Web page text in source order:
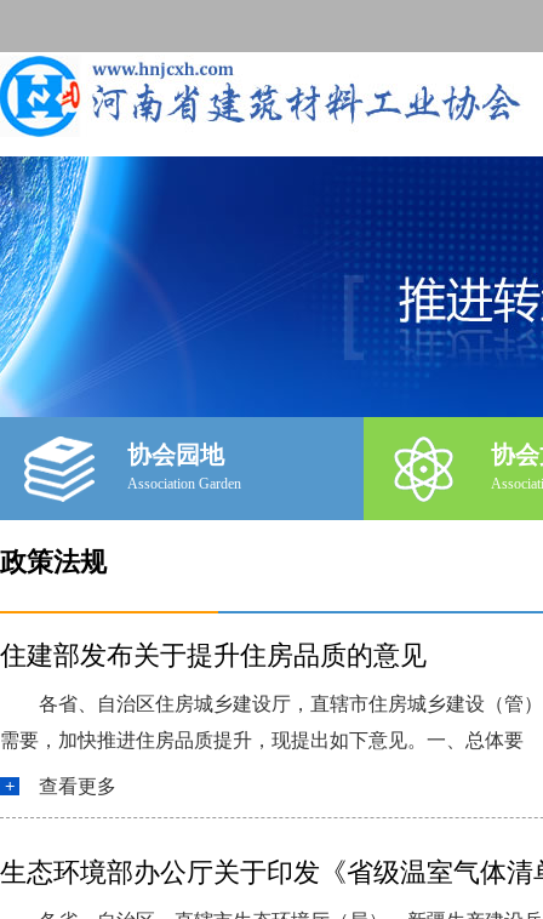
协会园地
Association Garden
协
政策法规
住建部发布关于提升住房品质的意见
各省、自治区住房城乡建设厅，直辖市住房城乡建设（管
需要，加快推进住房品质提升，现提出如下意见。一、总体要
查看更多
生态环境部办公厅关于印发《省级温室气体